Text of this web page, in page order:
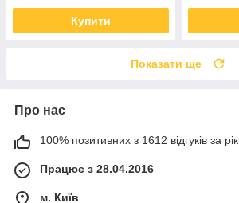
Купити
Показати ще
Про нас
100% позитивних з 1612 відгуків за рік
Працює з 28.04.2016
м. Київ